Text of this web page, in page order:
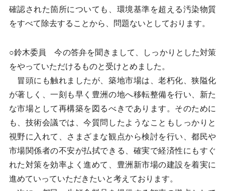
確認された箇所についても、環境基準を超える汚染物質
をすべて除去することから、問題ないとしております。
○鈴木委員 今の答弁を聞きまして、しっかりとした対策
をやっていただけるものと受けとめました。
冒頭にも触れましたが、築地市場は、老朽化、狭隘化
が著しく、一刻も早く豊洲の地へ移転整備を行い、新た
な市場として再構築を図るべきであります。そのために
も、技術会議では、今質問したようなこともしっかりと
視野に入れて、さまざまな観点から検討を行い、都民や
市場関係者の不安が払拭できる、確実で経済性にもすぐ
れた対策を効率よく進めて、豊洲新市場の建設を着実に
進めていっていただきたいと考えております。